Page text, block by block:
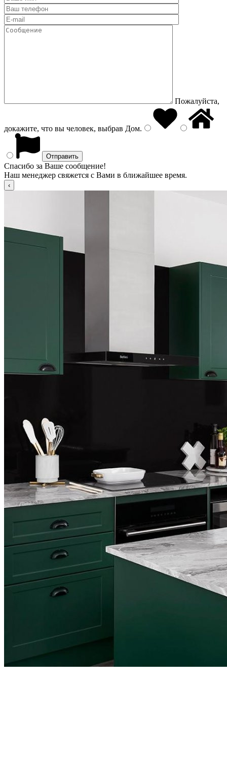
Пожалуйста,
докажите, что вы человек, выбрав Дом.
Спасибо за Ваше сообщение!
Наш менеджер свяжется с Вами в ближайшее время.